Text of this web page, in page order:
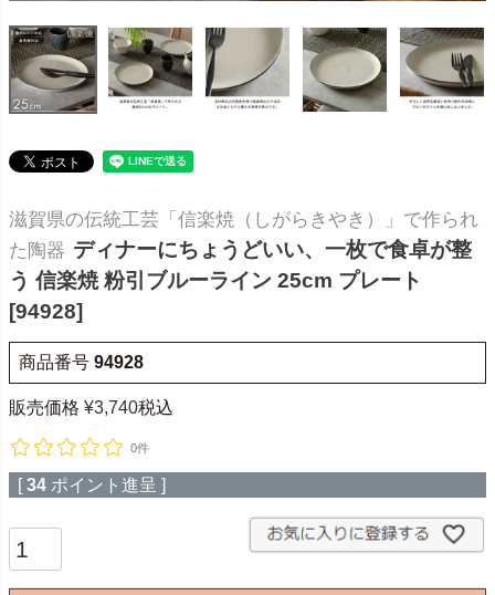
滋賀県の伝統工芸「信楽焼（しがらきやき）」で作られ
た陶器 ディナーにちょうどいい、一枚で食卓が整
う 信楽焼 粉引ブルーライン 25cm プレート
[94928]
商品番号 94928
販売価格 ¥3,740税込
0件
[ 34 ポイント進呈 ]